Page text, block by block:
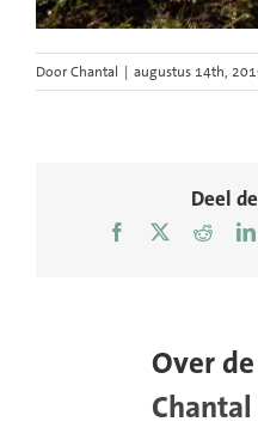
DoorChantal | augustus 14th,
Deel
Facebook
X Reddit
Over
Chantal